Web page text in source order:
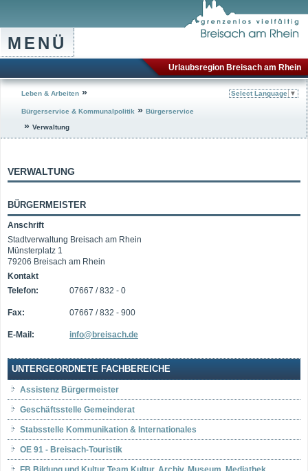
MENÜ
Urlaubsregion Breisach am Rhein
Leben & Arbeiten »
Bürgerservice & Kommunalpolitik » Bürgerservice
» Verwaltung
Select Language ▼
VERWALTUNG
BÜRGERMEISTER
Anschrift
Stadtverwaltung Breisach am Rhein
Münsterplatz 1
79206 Breisach am Rhein
Kontakt
Telefon:
07667 / 832 - 0
Fax: 07667 / 832 - 900
E-Mail: info@breisach.de
UNTERGEORDNETE FACHBEREICHE
Assistenz Bürgermeister
Geschäftsstelle Gemeinderat
Stabsstelle Kommunikation & Internationales
OE 91 - Breisach-Touristik